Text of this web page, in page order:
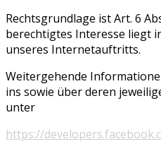
Rechtsgrundlage ist Art. 6
berechtigtes Interesse liegt
unseres Internetauftritts.
Weitergehende
ins sowie über deren
unter
https://